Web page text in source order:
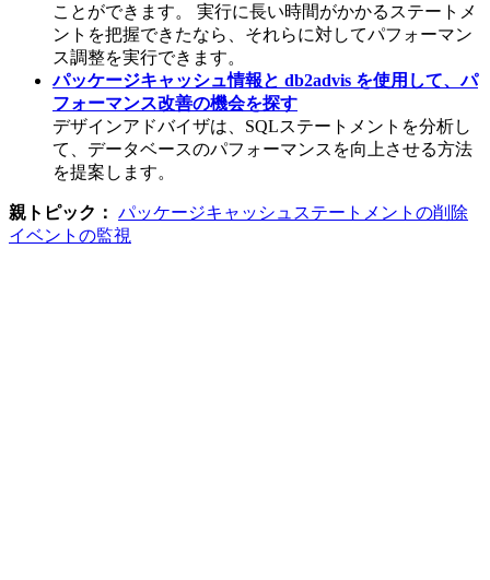
ことができます。 実行に長い時間がかかるステートメ
ントを把握できたなら、それらに対してパフォーマン
ス調整を実行できます。
パッケージキャッシュ情報と db2advis を使用して、パ
フォーマンス改善の機会を探す
デザインアドバイザは、SQLステートメントを分析し
て、データベースのパフォーマンスを向上させる方法
を提案します。
親トピック： パッケージキャッシュステートメントの削除
イベントの監視